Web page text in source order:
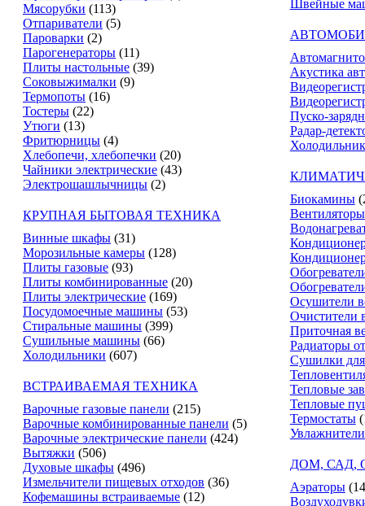
Мясорубки (113)
Отпариватели (5)
Пароварки (2)
Парогенераторы (11)
Плиты настольные (39)
Соковыжималки (9)
Термопоты (16)
Тостеры (22)
Утюги (13)
Фритюрницы (4)
Хлебопечи, хлебопечки (20)
Чайники электрические (43)
Электрошашлычницы (2)
КРУПНАЯ БЫТОВАЯ ТЕХНИКА
Винные шкафы (31)
Морозильные камеры (128)
Плиты газовые (93)
Плиты комбинированные (20)
Плиты электрические (169)
Посудомоечные машины (53)
Стиральные машины (399)
Сушильные машины (66)
Холодильники (607)
ВСТРАИВАЕМАЯ ТЕХНИКА
Варочные газовые панели (215)
Варочные комбинированные панели (5)
Варочные электрические панели (424)
Вытяжки (506)
Духовые шкафы (496)
Измельчители пищевых отходов (36)
Кофемашины встраиваемые (12)
Швейные
Акустика
Пуско-
Радар-
Биокамины
Вентиляторы
Осушители
Очистители
Приточная
Радиаторы
Сушилки
Тепловые
Тепловые
Термостаты
ДОМ, САД,
Аэраторы